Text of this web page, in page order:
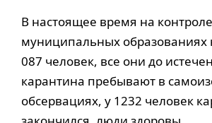
В настоящее время на
муниципальных образованиях
087 человек, все они до
карантина пребывают в
обсервациях, у 1232 человек